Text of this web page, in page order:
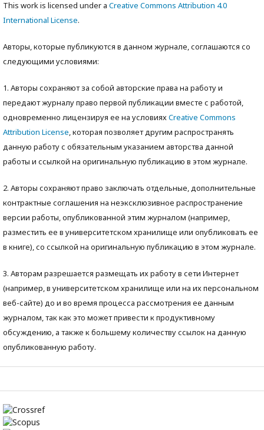
This work is licensed under a Creative Commons Attribution 4.0
International License.
Авторы, которые публикуются в данном журнале, соглашаются со
следующими условиями:
1. Авторы сохраняют за собой авторские права на работу и
передают журналу право первой публикации вместе с работой,
одновременно лицензируя ее на условияхCreative Commons
Attribution License, которая позволяет другим распространять
данную работу с обязательным указанием авторства данной
работы и ссылкой на оригинальную публикацию в этом журнале.
2. Авторы сохраняют право заключать отдельные, дополнительные
контрактные соглашения на неэксклюзивное распространение
версии работы, опубликованной этим журналом (например,
разместить ее в университетском хранилище или опубликовать ее
в книге), со ссылкой на оригинальную публикацию в этом журнале.
3. Авторам разрешается размещать их работу в сети Интернет
(например, в университетском хранилище или на их персональном
веб-сайте) до и во время процесса рассмотрения ее данным
журналом, так как это может привести к продуктивному
обсуждению, а также к большему количеству ссылок на данную
опубликованную работу.